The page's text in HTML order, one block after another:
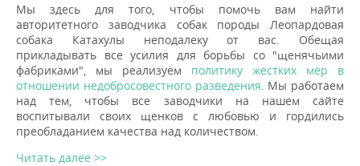
Мы здесь для того, чтобы помочь вам найти
авторитетного заводчика собак породы Леопардовая
собака Катахулы неподалеку от вас. Обещая
прикладывать все усилия для борьбы со "щенячьими
фабриками", мы реализуем политику жестких мер в
отношении недобросовестного разведения . Мы работаем
над тем, чтобы все заводчики на нашем сайте
воспитывали своих щенков с любовью и гордились
преобладанием качества над количеством.
Читать далее >>